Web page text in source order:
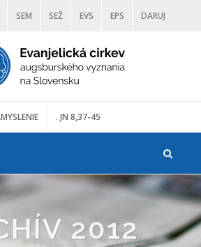
SEM SEŽ EVS EPS DARUJ
ŠKOLY TRANOSCIUS
. JN 8,37-45
2012